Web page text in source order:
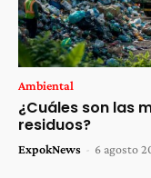
Ambiental
¿Cuáles son las
residuos?
ExpokNews - 6 agosto